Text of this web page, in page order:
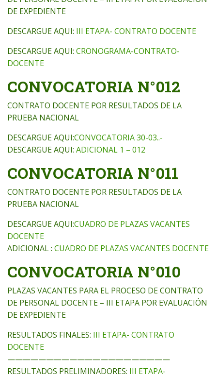
DE EXPEDIENTE
DESCARGUE AQUI: III ETAPA- CONTRATO DOCENTE
DESCARGUE AQUI: CRONOGRAMA-CONTRATO-
DOCENTE
CONVOCATORIA N°012
CONTRATO DOCENTE POR RESULTADOS DE LA
PRUEBA NACIONAL
DESCARGUE AQUI:CONVOCATORIA 30-03..-
DESCARGUE AQUI: ADICIONAL 1 – 012
CONVOCATORIA N°011
CONTRATO DOCENTE POR RESULTADOS DE LA
PRUEBA NACIONAL
DESCARGUE AQUI:CUADRO DE PLAZAS VACANTES
DOCENTE
ADICIONAL : CUADRO DE PLAZAS VACANTES DOCENTE
CONVOCATORIA N°010
PLAZAS VACANTES PARA EL PROCESO DE CONTRATO
DE PERSONAL DOCENTE – III ETAPA POR EVALUACIÓN
DE EXPEDIENTE
RESULTADOS FINALES: III ETAPA- CONTRATO
DOCENTE
—————————————————————
RESULTADOS PRELIMINADORES: III ETAPA-